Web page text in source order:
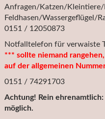
Anfragen/Katzen/
Feldhasen/Wassergeflügel/
0151 / 12050873
Notfalltelefon für verwaiste
*** sollte niemand
auf der allgemeinen
0151 / 74291703
Achtung! Rein
möglich.